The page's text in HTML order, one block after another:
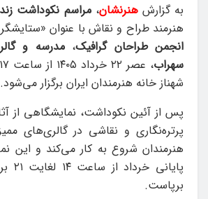
به گزارشهنرنشان،مراسم نکوداشت
هنرمند طراح و نقاش با عنوان
انجمن طراحان گرافیک،مدرسه و
سهراب
شهناز خانه هنرمندان ایران برگزار می‌شود.
پس از آئین نکوداشت، نمایشگاهی از
پرتره‌نگاری و نقاشی در گالری‌های
هنرمندان شروع به کار می‌کند و این
برپاست.